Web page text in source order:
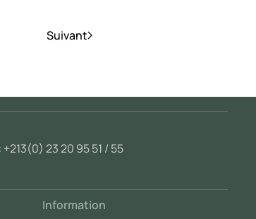
Suivant
+213(0) 23 20 95 51 / 55
Information